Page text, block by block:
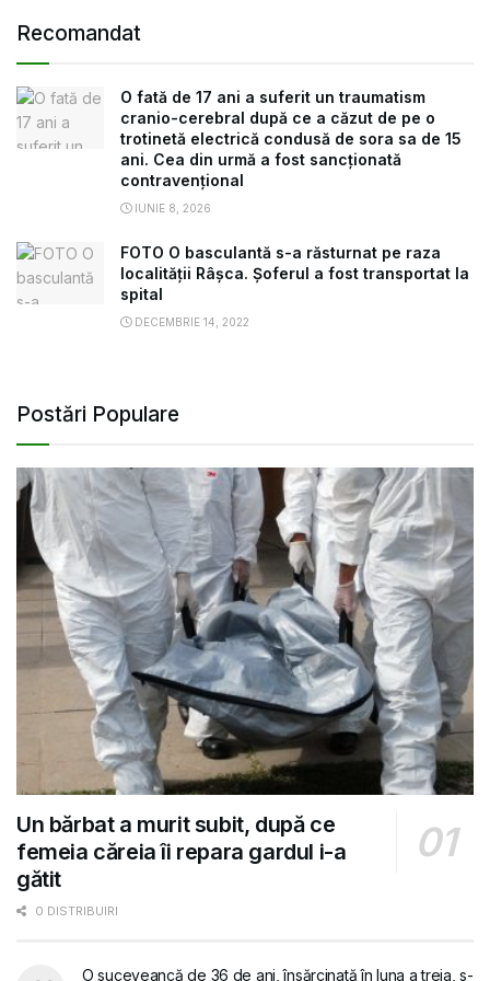
Recomandat
O fată de 17 ani a suferit un traumatism
cranio-cerebral după ce a căzut de pe o
trotinetă electrică condusă de sora sa de 15
ani. Cea din urmă a fost sancționată
contravențional
IUNIE 8, 2026
FOTO O basculantă s-a răsturnat pe raza
localității Râșca. Șoferul a fost transportat la
spital
DECEMBRIE 14, 2022
Postări Populare
Un bărbat a murit subit, după ce
femeia căreia îi repara gardul i-a
gătit
0 DISTRIBUIRI
O suceveancă de 36 de ani, însărcinată în luna a treia, s-